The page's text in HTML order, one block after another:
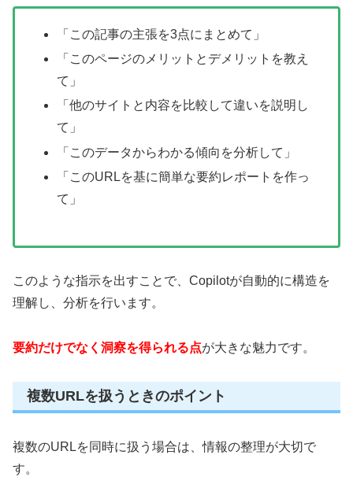
「この記事の主張を3点にまとめて」
「このページのメリットとデメリットを教え
て」
「他のサイトと内容を比較して違いを説明し
て」
「このデータからわかる傾向を分析して」
「このURLを基に簡単な要約レポートを作っ
て」
このような指示を出すことで、Copilotが自動的に構造を
理解し、分析を行います。
要約だけでなく洞察を得られる点が大きな魅力です。
複数URLを扱うときのポイント
複数のURLを同時に扱う場合は、情報の整理が大切で
す。